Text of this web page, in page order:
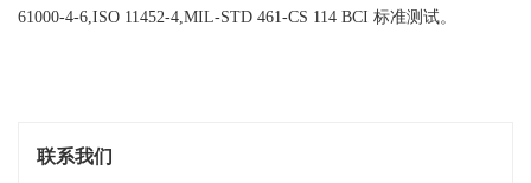
61000-4-6,ISO 11452-4,MIL-STD 461-CS 114 BCI 标准测试。
联系我们